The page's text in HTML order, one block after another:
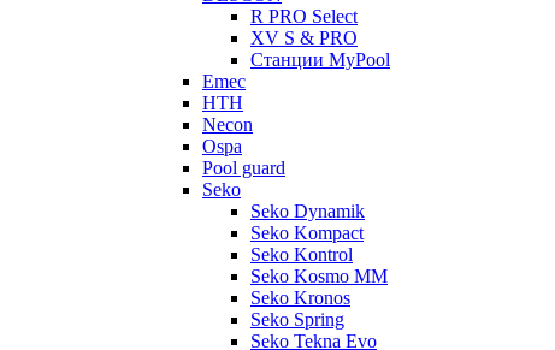
R PRO Select
XV S & PRO
Станции MyPool
Emec
HTH
Necon
Ospa
Pool guard
Seko
Seko Dynamik
Seko Kompact
Seko Kontrol
Seko Kosmo MM
Seko Kronos
Seko Spring
Seko Tekna Evo